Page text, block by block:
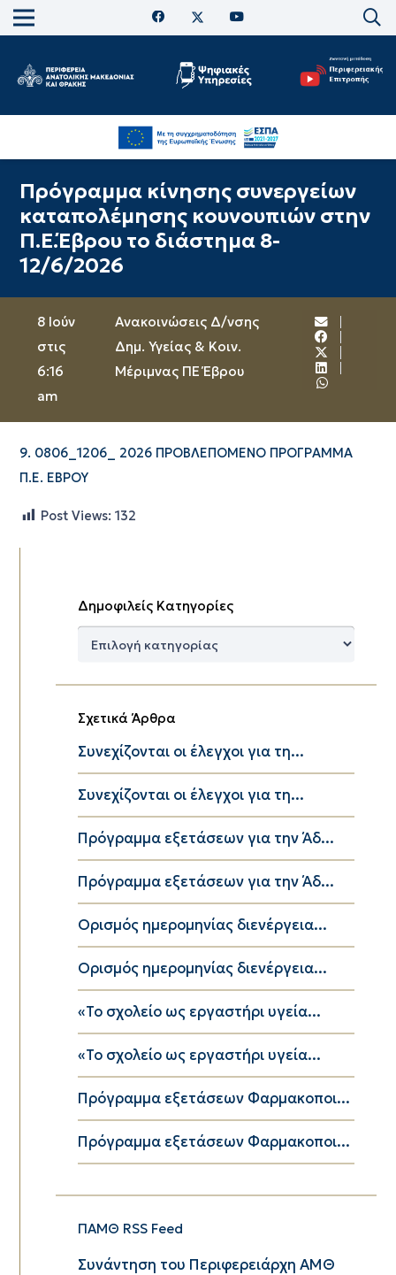
Πρόγραμμα κίνησης συνεργείων
καταπολέμησης κουνουπιών στην
Π.Ε.Έβρου το διάστημα 8-
12/6/2026
8 Ιούν
στις
6:16
am
Ανακοινώσεις Δ/νσης
Δημ. Υγείας & Κοιν.
Μέριμνας ΠΕ Έβρου
9. 0806_1206_ 2026 ΠΡΟΒΛΕΠΟΜΕΝΟ ΠΡΟΓΡΑΜΜΑ
Π.Ε. ΕΒΡΟΥ
Post Views: 132
Δημοφιλείς Κατηγορίες
Δημοφιλείς
Σχετικά Άρθρα
Συνεχίζονται οι έλεγχοι για τη...
Συνεχίζονται οι έλεγχοι για τη...
Πρόγραμμα εξετάσεων για την Άδ...
Πρόγραμμα εξετάσεων για την Άδ...
Ορισμός ημερομηνίας διενέργεια...
Ορισμός ημερομηνίας διενέργεια...
«Το σχολείο ως εργαστήρι υγεία...
«Το σχολείο ως εργαστήρι υγεία...
Πρόγραμμα εξετάσεων Φαρμακοποι...
Πρόγραμμα εξετάσεων Φαρμακοποι...
ΠΑΜΘ RSS Feed
Συνάντηση του Περιφερειάρχη ΑΜΘ